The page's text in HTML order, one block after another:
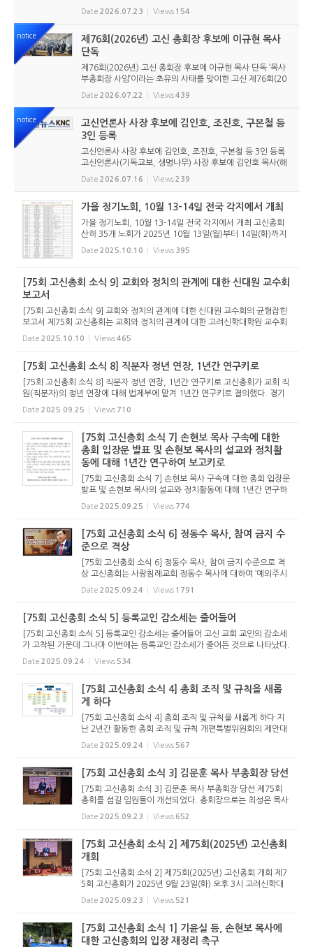
nce of Reformed Churches) 총회를 앞두고 본격적인 준비
에 들어갔다. 2026년 7월 20일 서울 남서울교회에서 ‘ICRC
Date 2026.07.23 Views 154
notice
제76회(2026년) 고신 총회장 후보에 이규현 목사
단독
제76회(2026년) 고신 총회장 후보에 이규현 목사 단독 ‘목사
부총회장 사임’이라는 초유의 사태를 맞이한 고신 제76회(20
26년) 총회장 후보에 이규현 목사(인천노회) 단독으로 입후보
했다. 6월 9일 경남마산노회의 추천을 받아 입후보했던 강영
Date 2026.07.22 Views439
notice
고신언론사 사장 후보에 김인호, 조진호, 구본철 등
3인 등록
고신언론사 사장 후보에 김인호, 조진호, 구본철 등 3인 등록
고신언론사(기독교보, 생명나무) 사장 후보에 김인호 목사(해
오름교회), 조진호 장로(소망교회), 구본철 장로(남서울교회)
가 등록했다. 당초 김희종 목사(유호교회)도 거론되었으나 최
Date 2026.07.16 Views239
가을 정기노회, 10월 13-14일 전국 각지에서 개최
가을 정기노회, 10월 13-14일 전국 각지에서 개최 고신총회
산하 35개 노회가 2025년 10월 13일(월)부터 14일(화)까지
전국 각지에서 개최된다. 이번 정기노회에서는 임원 선출과 노
회 현안 등을 다루며, 강도사 인허와 목사 안수식을 진행하게
Date 2025.10.10 Views 395
[75회 고신총회 소식 9] 교회와 정치의 관계에 대한 신대원 교수회
보고서
[75회 고신총회 소식 9] 교회와 정치의 관계에 대한 신대원 교수회의 균형잡힌
보고서 제75회 고신총회는 교회와 정치의 관계에 대한 고려신학대학원 교수회
의 보고서를 그대로 받기로 했다. 이 보고서는 제74회 총회에서 대사회관계위
원장 원대연 목사가 &ld...
Date 2025.10.10 Views465
[75회 고신총회 소식 8] 직분자 정년 연장, 1년간 연구키로
[75회 고신총회 소식 8] 직분자 정년 연장, 1년간 연구키로 고신총회가 교회 직
원(직분자)의 정년 연장에 대해 법제부에 맡겨 1년간 연구키로 결의했다. 경기
북부노회, 부산남부노회, 부산서부노회 등 3개 노회는 직분자 정년을 연장해 달
라는 청원을 했다. ...
Date 2025.09.25 Views 710
[75회 고신총회 소식 7] 손현보 목사 구속에 대한
총회 입장문 발표 및 손현보 목사의 설교와 정치활
동에 대해 1년간 연구하여 보고키로
[75회 고신총회 소식 7] 손현보 목사 구속에 대한 총회 입장문
발표 및 손현보 목사의 설교와 정치활동에 대해 1년간 연구하
여 보고키로 제75회 고신총회에 상정된 안건 중 가장 주목을
받는 손현보 목사 관련해 고신총회는 2가지 결정을 했다. 당초
Date 2025.09.25 Views 774
[75회 고신총회 소식 6] 정동수 목사, 참여 금지 수
준으로 격상
[75회 고신총회 소식 6] 정동수 목사, 참여 금지 수준으로 격
상 고신총회는 사랑침례교회 정동수 목사에 대하여 ‘예의주시
및 교류 자제’를 결의한 2020년 총회 결의를 재확인하고, 이에
더해 참여 금지 수준으로 격상하기로 했다. 고신총회는 20...
Date 2025.09.24 Views 1791
[75회 고신총회 소식 5] 등록교인 감소세는 줄어들어
[75회 고신총회 소식 5] 등록교인 감소세는 줄어들어 고신 교회 교인의 감소세
가 고착된 가운데 그나마 이번에는 등록교인 감소세가 줄어든 것으로 나타났다.
총회 보고서에 의하면, 2025년 1월 기준으로 등록교인은 376,629명이며, 이
는 지난해 378,376명에 ...
Date 2025.09.24 Views 534
[75회 고신총회 소식 4] 총회 조직 및 규칙을 새롭
게 하다
[75회 고신총회 소식 4] 총회 조직 및 규칙을 새롭게 하다 지
난 2년간 활동한 총회 조직 및 규칙 개편특별위원회의 제안대
로 총회 조직 및 규칙을 새롭게 하기로 했다. 당초 총회 첫날
개회선언 후 절차보고를 한 뒤 임원 개선 전에 조직개편안을
Date 2025.09.24 Views 567
[75회 고신총회 소식 3] 김문훈 목사 부총회장 당선
[75회 고신총회 소식 3] 김문훈 목사 부총회장 당선 제75회
총회를 섬길 임원들이 개선되었다. 총회장으로는 최성은 목사
(서울서부노회 남서울교회)가 당선되었으며, 2명이 출마해 경
합을 벌인 목사 부총회장에는 김문훈 목사가 당선되었다. 2명
Date 2025.09.23 Views 652
[75회 고신총회 소식 2] 제75회(2025년) 고신총회
개회
[75회 고신총회 소식 2] 제75회(2025년) 고신총회 개회 제7
5회 고신총회가 2025년 9월 23일(화) 오후 3시 고려신학대
학원 대강당에서 개회했다. 총회는 본격적인 회무에 앞서 개회
에배를 드렸다. 총회장 정태진 목사가 예배 인도를 했으며, 부
Date 2025.09.23 Views 521
[75회 고신총회 소식 1] 기윤실 등, 손현보 목사에
대한 고신총회의 입장 재정리 촉구